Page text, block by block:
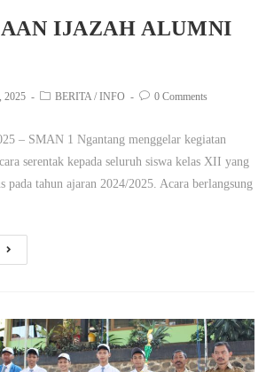
IJAZAH ALUMNI
2025 BERITA / INFO 0 Comments
– SMAN 1 Ngantang menggelar kegiatan
serentak kepada seluruh siswa kelas XII yang
pada tahun ajaran 2024/2025. Acara berlangsung